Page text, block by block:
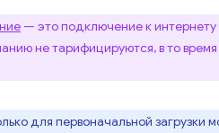
— это подключение к
не тарифицируются, в то
для первоначальной